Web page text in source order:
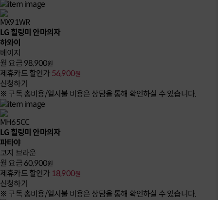
MX91WR
LG 힐링미 안마의자
하와이
베이지
월 요금98,900원
제휴카드 할인가 56,900원
신청하기
※ 구독 총비용/일시불 비용은 상담을 통해 확인하실 수 있습니다.
MH65CC
LG 힐링미 안마의자
파타야
코지 브라운
월 요금60,900원
제휴카드 할인가 18,900원
신청하기
※ 구독 총비용/일시불 비용은 상담을 통해 확인하실 수 있습니다.